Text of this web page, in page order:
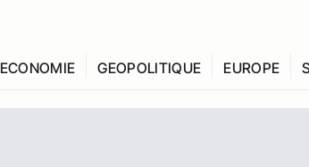
ECONOMIE GEOPOLITIQUE EUROPE